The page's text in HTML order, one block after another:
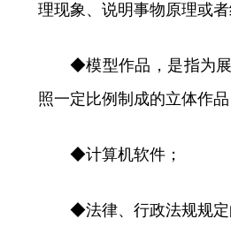
理现象、说明事物原理或
◆模型作品，是指为
照一定比例制成的立体作品
◆计算机软件；
◆法律、行政法规规定